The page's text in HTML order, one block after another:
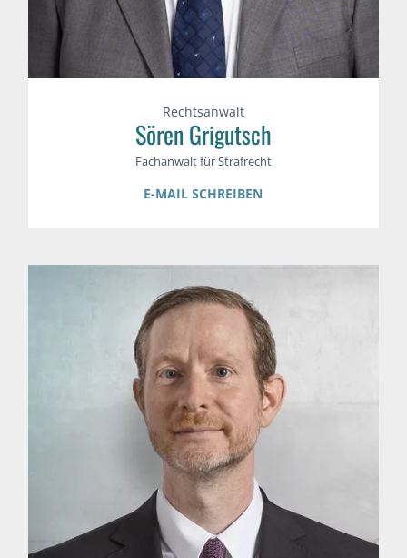
Rechtsanwalt
Sören Grigutsch
Fachanwalt für Strafrecht
E-MAIL SCHREIBEN